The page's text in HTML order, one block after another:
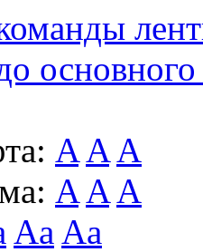
основного
A A A
A A A
Aa Aa